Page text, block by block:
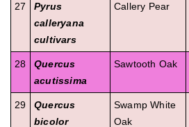
27
Pyrus
calleryana
cultivars
Callery Pear
28
Quercus
acutissima
Sawtooth Oak
29
Quercus
bicolor
Swamp White
Oak